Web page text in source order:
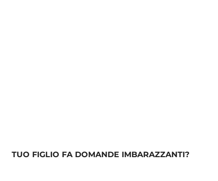
TUO FIGLIO FA DOMANDE IMBARAZZANTI?